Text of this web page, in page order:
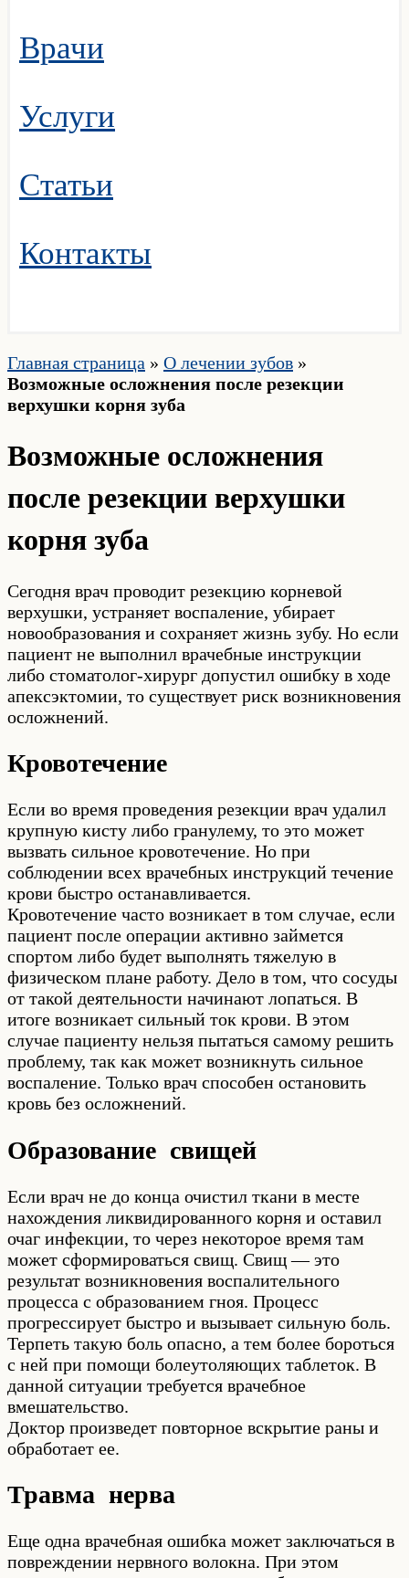
Врачи
Услуги
Статьи
Контакты
Главная страница » О лечении зубов »
Возможные осложнения после резекции
верхушки корня зуба
Возможные осложнения
после резекции верхушки
корня зуба
Сегодня врач проводит резекцию корневой
верхушки, устраняет воспаление, убирает
новообразования и сохраняет жизнь зубу. Но если
пациент не выполнил врачебные инструкции
либо стоматолог-хирург допустил ошибку в ходе
апексэктомии, то существует риск возникновения
осложнений.
Кровотечение
Если во время проведения резекции врач удалил
крупную кисту либо гранулему, то это может
вызвать сильное кровотечение. Но при
соблюдении всех врачебных инструкций течение
крови быстро останавливается.
Кровотечение часто возникает в том случае, если
пациент после операции активно займется
спортом либо будет выполнять тяжелую в
физическом плане работу. Дело в том, что сосуды
от такой деятельности начинают лопаться. В
итоге возникает сильный ток крови. В этом
случае пациенту нельзя пытаться самому решить
проблему, так как может возникнуть сильное
воспаление. Только врач способен остановить
кровь без осложнений.
Образование свищей
Если врач не до конца очистил ткани в месте
нахождения ликвидированного корня и оставил
очаг инфекции, то через некоторое время там
может сформироваться свищ. Свищ — это
результат возникновения воспалительного
процесса с образованием гноя. Процесс
прогрессирует быстро и вызывает сильную боль.
Терпеть такую боль опасно, а тем более бороться
с ней при помощи болеутоляющих таблеток. В
данной ситуации требуется врачебное
вмешательство.
Доктор произведет повторное вскрытие раны и
обработает ее.
Травма нерва
Еще одна врачебная ошибка может заключаться в
повреждении нервного волокна. При этом